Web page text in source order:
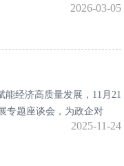
2026-03-05
经济高质量发展，11月21
专题座谈会，为政企对
2025-11-24